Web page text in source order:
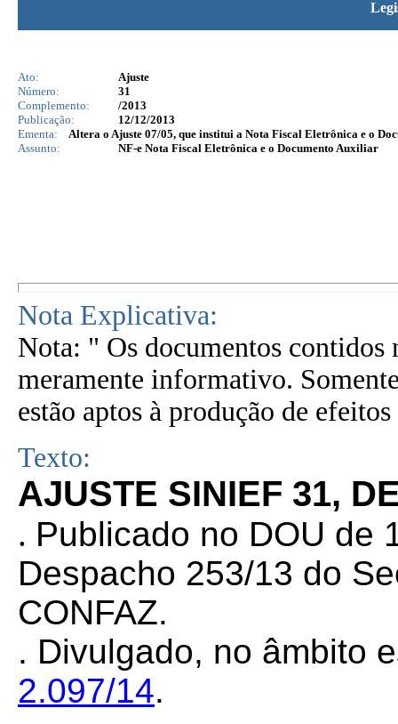
Ato:
Ajuste
Número:
31
Complemento:
/2013
Publicação:
12/12/2013
Ementa:
Altera o Ajuste 07/05, que institui a Nota Fiscal Eletrônica e o
Assunto:
NF-e Nota Fiscal Eletrônica e o Documento Auxiliar
Nota Explicativa:
Nota: " Os documentos contidos
meramente informativo.
estão aptos à produção de
Texto:
AJUSTE SINIEF 31,
. Publicado no DOU de
Despacho 253/13 do
CONFAZ.
. Divulgado, no âmbito
2.097/14.